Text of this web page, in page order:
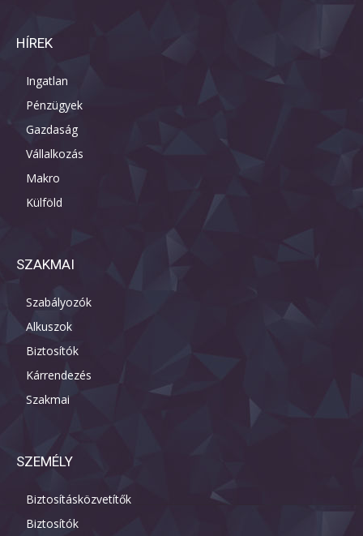
HÍREK
Ingatlan
Pénzügyek
Gazdaság
Vállalkozás
Makro
Külföld
SZAKMAI
Szabályozók
Alkuszok
Biztosítók
Kárrendezés
Szakmai
SZEMÉLY
Biztosításközvetítők
Biztosítók